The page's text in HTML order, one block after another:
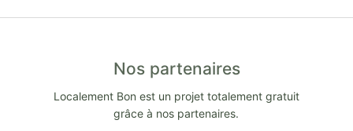
Nos partenaires
Localement Bon est un projet totalement gratuit
grâce à nos partenaires.